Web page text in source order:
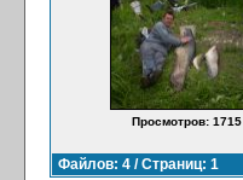
Просмотров: 1715
Файлов: 4 / Страниц: 1